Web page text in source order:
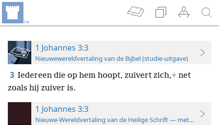
1 Johannes 3:3
Nieuwewereldvertaling van de Bijbel (studie-uitgave)
3 Iedereen die op hem hoopt, zuivert zich,+ net
zoals hij zuiver is.
1 Johannes 3:3
Nieuwe-Wereldvertaling van de Heilige Schrift — met